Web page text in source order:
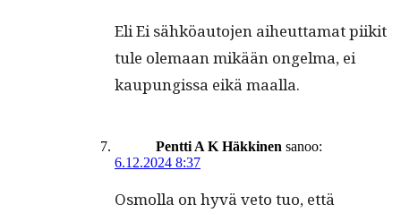
Eli Ei sähköau­to­jen aiheut­ta­mat piik­it
tule ole­maan mikään ongel­ma, ei
kaupungis­sa eikä maalla.
Pentti A K Häkkinen sanoo:
6.12.2024 8:37
Osmol­la on hyvä veto tuo, että